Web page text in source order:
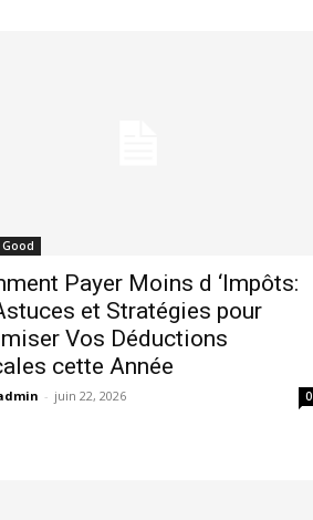
Good
Payer Moins d ‘Impôts:
et Stratégies pour
Vos Déductions
cette Année
- juin 22, 2026 0